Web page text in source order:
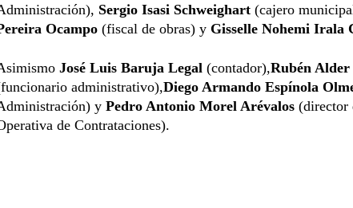
Sergio Isasi Schweighart (cajero
Ocampo (fiscal de obras) y Gisselle Nohemi Irala
José Luis Baruja Legal (contador),Rubén Alder
administrativo),Diego Armando Espínola
y Pedro Antonio Morel Arévalos (director
de Contrataciones).